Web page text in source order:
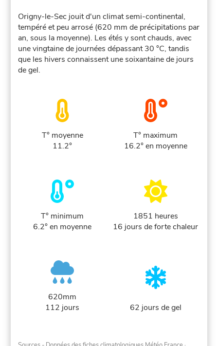
Origny-le-Sec jouit d'un climat semi-continental,
tempéré et peu arrosé (620 mm de précipitations par
an, sous la moyenne). Les étés y sont chauds, avec
une vingtaine de journées dépassant 30 °C, tandis
que les hivers connaissent une soixantaine de jours
de gel.
T° moyenne
11.2°
T° maximum
16.2° en moyenne
T° minimum
6.2° en moyenne
1851 heures
16 jours de forte chaleur
620mm
112 jours
62 jours de gel